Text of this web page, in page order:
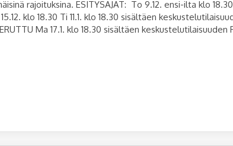
rajoituksina. ESITYSAJAT: To 9.12. ensi-ilta klo 18.30
klo 18.30 Ti 11.1. klo 18.30 sisältäen
Ma 17.1. klo 18.30 sisältäen keskustelutilaisuuden